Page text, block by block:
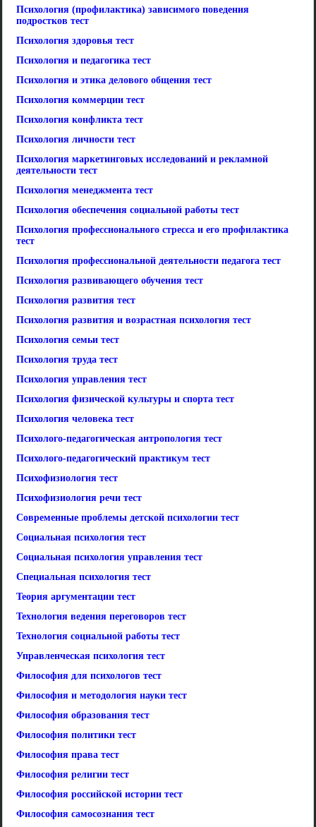
Психология (профилактика) зависимого поведения
подростков тест
Психология здоровья тест
Психология и педагогика тест
Психология и этика делового общения тест
Психология коммерции тест
Психология конфликта тест
Психология личности тест
Психология маркетинговых исследований и рекламной
деятельности тест
Психология менеджмента тест
Психология обеспечения социальной работы тест
Психология профессионального стресса и его профилактика
тест
Психология профессиональной деятельности педагога тест
Психология развивающего обучения тест
Психология развития тест
Психология развития и возрастная психология тест
Психология семьи тест
Психология труда тест
Психология управления тест
Психология физической культуры и спорта тест
Психология человека тест
Психолого-педагогическая антропология тест
Психолого-педагогический практикум тест
Психофизиология тест
Психофизиология речи тест
Современные проблемы детской психологии тест
Социальная психология тест
Социальная психология управления тест
Специальная психология тест
Теория аргументации тест
Технология ведения переговоров тест
Технология социальной работы тест
Управленческая психология тест
Философия для психологов тест
Философия и методология науки тест
Философия образования тест
Философия политики тест
Философия права тест
Философия религии тест
Философия российской истории тест
Философия самосознания тест